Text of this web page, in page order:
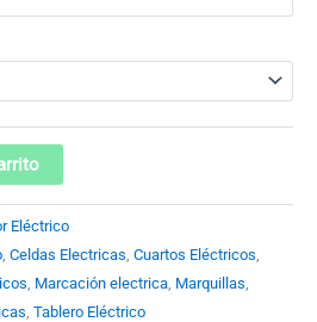
Eléctrico
, Celdas Electricas, Cuartos Eléctricos,
, Marcación electrica, Marquillas,
, Tablero Eléctrico